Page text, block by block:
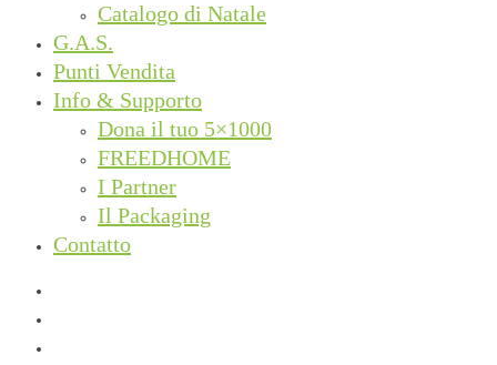
Catalogo di Natale
G.A.S.
Punti Vendita
Info & Supporto
Dona il tuo 5×1000
FREEDHOME
I Partner
Il Packaging
Contatto